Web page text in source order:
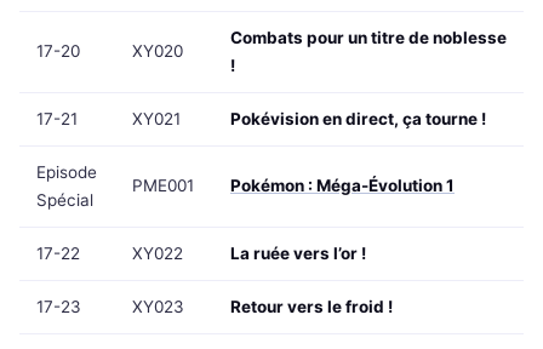
17-20 XY020
Combats pour un titre de noblesse
!
17-21 XY021 Pokévision en direct, ça tourne !
Episode
Spécial
PME001 Pokémon : Méga-Évolution 1
17-22 XY022 La ruée vers l’or !
17-23 XY023 Retour vers le froid !